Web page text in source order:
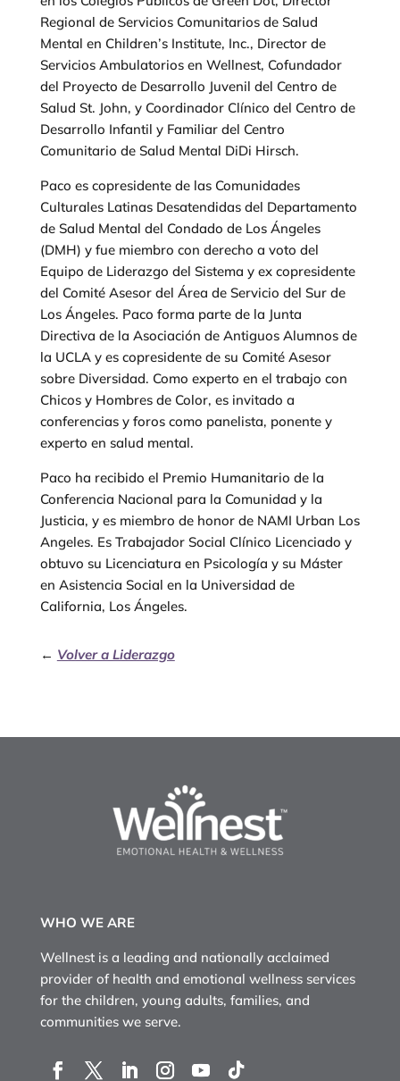
Regional de Servicios Comunitarios de Salud
Mental en Children’s Institute, Inc., Director de
Servicios Ambulatorios en Wellnest, Cofundador
del Proyecto de Desarrollo Juvenil del Centro de
Salud St. John, y Coordinador Clínico del Centro de
Desarrollo Infantil y Familiar del Centro
Comunitario de Salud Mental DiDi Hirsch.
Paco es copresidente de las Comunidades
Culturales Latinas Desatendidas del Departamento
de Salud Mental del Condado de Los Ángeles
(DMH) y fue miembro con derecho a voto del
Equipo de Liderazgo del Sistema y ex copresidente
del Comité Asesor del Área de Servicio del Sur de
Los Ángeles. Paco forma parte de la Junta
Directiva de la Asociación de Antiguos Alumnos de
la UCLA y es copresidente de su Comité Asesor
sobre Diversidad. Como experto en el trabajo con
Chicos y Hombres de Color, es invitado a
conferencias y foros como panelista, ponente y
experto en salud mental.
Paco ha recibido el Premio Humanitario de la
Conferencia Nacional para la Comunidad y la
Justicia, y es miembro de honor de NAMI Urban Los
Angeles. Es Trabajador Social Clínico Licenciado y
obtuvo su Licenciatura en Psicología y su Máster
en Asistencia Social en la Universidad de
California, Los Ángeles.
← Volver a Liderazgo
WHO WE ARE
Wellnest is a leading and nationally acclaimed
provider of health and emotional wellness services
for the children, young adults, families, and
communities we serve.